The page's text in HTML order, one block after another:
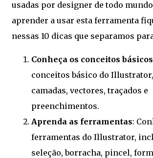
usadas por designer de todo
aprender a usar esta ferramenta
nessas 10 dicas que separamos
Conheça os conceitos básicos
conceitos básico do
camadas, vectores, traçados e
preenchimentos.
Aprenda as ferramentas:
ferramentas do Illustrator,
seleção, borracha, pincel,